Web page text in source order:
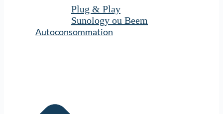
Plug & Play
Sunology ou Beem
Autoconsommation